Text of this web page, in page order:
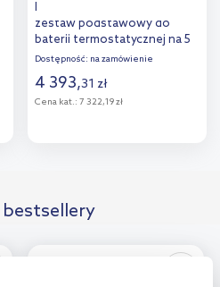
Hansgrohe RainSelect
zestaw podstawowy do
baterii termostatycznej na 5
odbiorników 15313180
Dostępność: na zamówienie
4 393,31 zł
Cena kat.: 7 322,19 zł
porównania
bestsellery